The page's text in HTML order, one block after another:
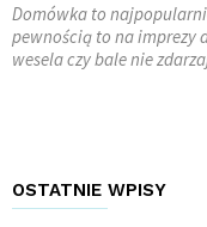
Domówka to
pewnością to na imprezy
wesela czy bale nie
OSTATNIE WPISY